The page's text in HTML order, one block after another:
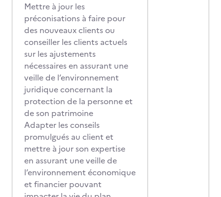
Mettre à jour les
préconisations à faire pour
des nouveaux clients ou
conseiller les clients actuels
sur les ajustements
nécessaires en assurant une
veille de l’environnement
juridique concernant la
protection de la personne et
de son patrimoine
Adapter les conseils
promulgués au client et
mettre à jour son expertise
en assurant une veille de
l’environnement économique
et financier pouvant